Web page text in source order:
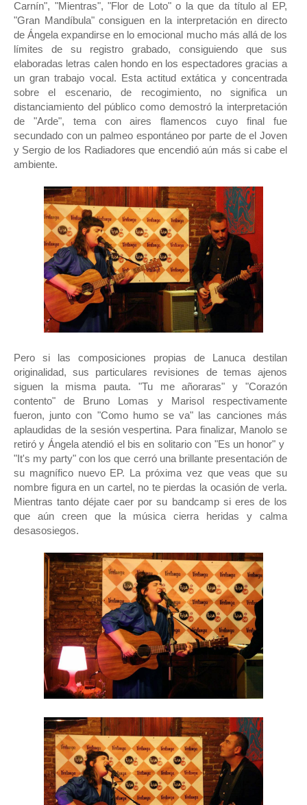
Carnín", "Mientras", "Flor de Loto" o la que da título al EP,
"Gran Mandíbula" consiguen en la interpretación en directo
de Ángela expandirse en lo emocional mucho más allá de los
límites de su registro grabado, consiguiendo que sus
elaboradas letras calen hondo en los espectadores gracias a
un gran trabajo vocal. Esta actitud extática y concentrada
sobre el escenario, de recogimiento, no significa un
distanciamiento del público como demostró la interpretación
de "Arde", tema con aires flamencos cuyo final fue
secundado con un palmeo espontáneo por parte de el Joven
y Sergio de los Radiadores que encendió aún más si cabe el
ambiente.
Pero si las composiciones propias de Lanuca destilan
originalidad, sus particulares revisiones de temas ajenos
siguen la misma pauta. "Tu me añoraras" y "Corazón
contento" de Bruno Lomas y Marisol respectivamente
fueron, junto con "Como humo se va" las canciones más
aplaudidas de la sesión vespertina. Para finalizar, Manolo se
retiró y Ángela atendió el bis en solitario con "Es un honor" y
"It's my party" con los que cerró una brillante presentación de
su magnífico nuevo EP. La próxima vez que veas que su
nombre figura en un cartel, no te pierdas la ocasión de verla.
Mientras tanto déjate caer por su bandcamp si eres de los
que aún creen que la música cierra heridas y calma
desasosiegos.